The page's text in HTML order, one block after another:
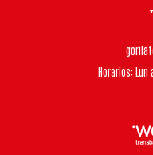
Horarios: Lun